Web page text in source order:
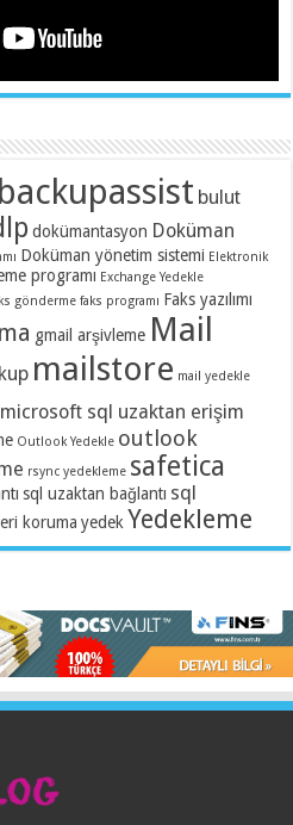
backupassist bulut
dokümantasyon Doküman
Doküman yönetim sistemi Elektronik
programı Exchange Yedekle
gönderme faks programı Faks yazılımı
gmail arşivleme Mail
mailstore mail yedekle
microsoft sql uzaktan erişim
Outlook Yedekle outlook
rsync yedekleme safetica
sql uzaktan bağlantı sql
koruma yedek Yedekleme